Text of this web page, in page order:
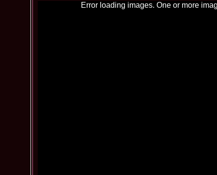
Error loading images. One or more